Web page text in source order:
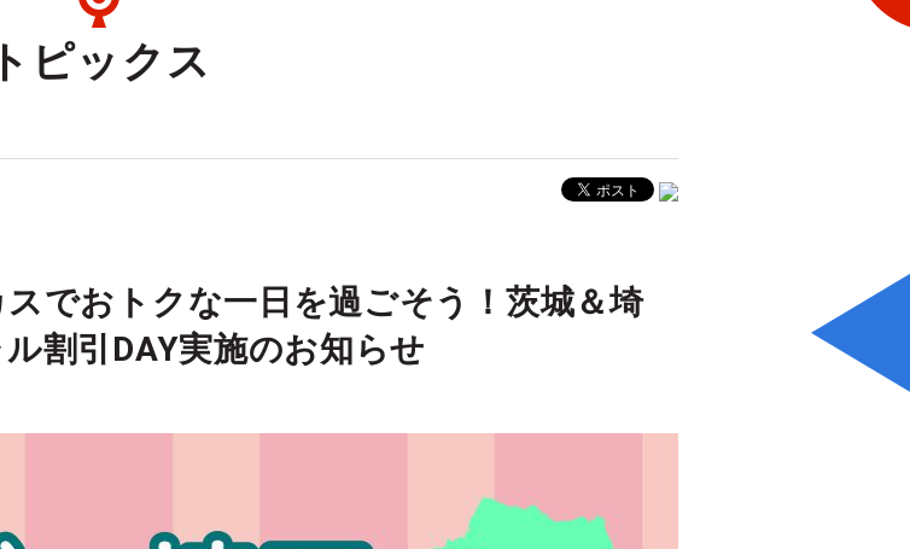
トピックス
でおトクな一日を過ごそう！茨城＆埼
割引DAY実施のお知らせ